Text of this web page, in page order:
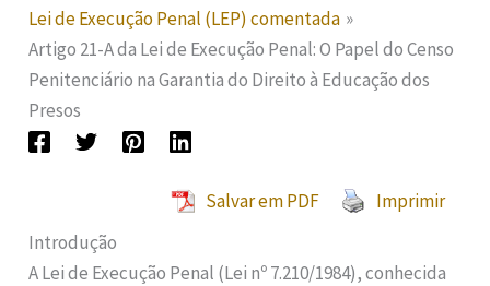
Lei de Execução Penal (LEP) comentada
Artigo 21-A da Lei de Execução Penal: O Papel do Censo
Penitenciário na Garantia do Direito à Educação dos
Presos
Salvar em PDF
Imprimir
Introdução
A Lei de Execução Penal (Lei nº 7.210/1984), conhecida